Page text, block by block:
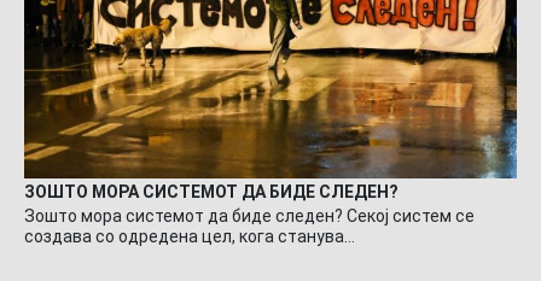
ЗОШТО МОРА СИСТЕМОТ ДА БИДЕ СЛЕДЕН?
Зошто мора системот да биде следен? Секој систем се
создава со одредена цел, кога станува…